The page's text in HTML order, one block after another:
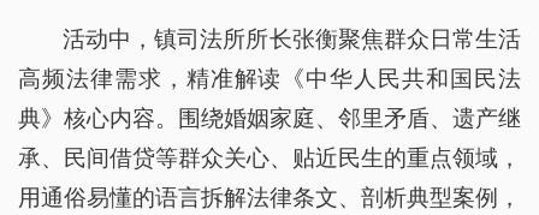
活动中，镇司法所所长张衡聚焦群众日常生活
高频法律需求，精准解读《中华人民共和国民法
典》核心内容。围绕婚姻家庭、邻里矛盾、遗产继
承、民间借贷等群众关心、贴近民生的重点领域，
用通俗易懂的语言拆解法律条文、剖析典型案例，